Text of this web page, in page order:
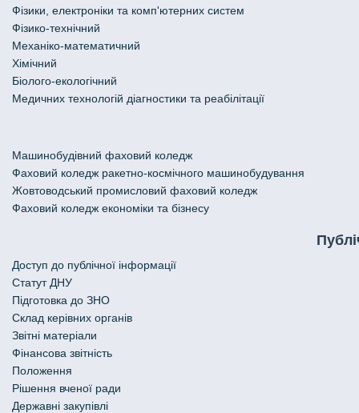
Фізики, електроніки та комп'ютерних систем
Фізико-технічний
Механіко-математичний
Хімічний
Біолого-екологічний
Медичних технологій діагностики та реабілітації
Машинобудівний фаховий коледж
Фаховий коледж ракетно-космічного машинобудування
Жовтоводський промисловий фаховий коледж
Фаховий коледж економіки та бізнесу
Доступ до публічної інформації
Статут ДНУ
Підготовка до ЗНО
Склад керівних органів
Звітні матеріали
Фінансова звітність
Положення
Рішення вченої ради
Державні закупівлі